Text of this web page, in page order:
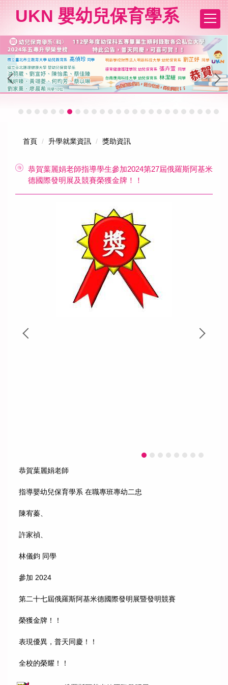
要
內
容
區
UKN 嬰幼兒保育學系
首頁 升學就業資訊 獎助資訊
恭賀葉麗娟老師指導學生參加2024第27屆俄羅斯阿基米
德國際發明展及競賽榮獲金牌！！
恭賀葉麗娟老師
指導嬰幼兒保育學系 在職專班專幼二忠
陳宥蓁、
許家禎、
林儀鈞 同學
參加 2024
第二十七屆俄羅斯阿基米德國際發明展暨發明競賽
榮獲金牌！！
表現優異，普天同慶！！
全校的榮耀！！